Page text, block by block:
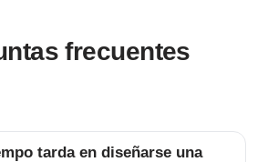
frecuentes
tarda en diseñarse una